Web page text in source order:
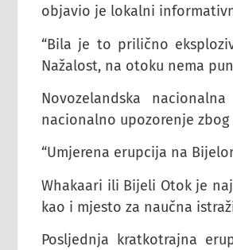
objavio je lokalni
“Bila je to prilično
Nažalost, na otoku nema
Novozelandska
nacionalno upozorenje
“Umjerena erupcija na
Whakaari ili Bijeli Otok je
kao i mjesto za naučna
Posljednja kratkotrajna